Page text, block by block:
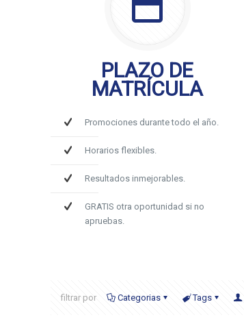
PLAZO DE
MATRÍCULA
Promociones durante todo el año.
Horarios flexibles.
Resultados inmejorables.
GRATIS otra oportunidad si no
apruebas.
filtrar por Categorias Tags